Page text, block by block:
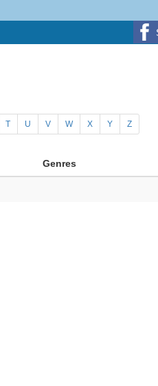
T U V W X Y Z
Genres